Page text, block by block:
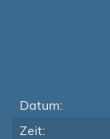
Datum:
Zeit: